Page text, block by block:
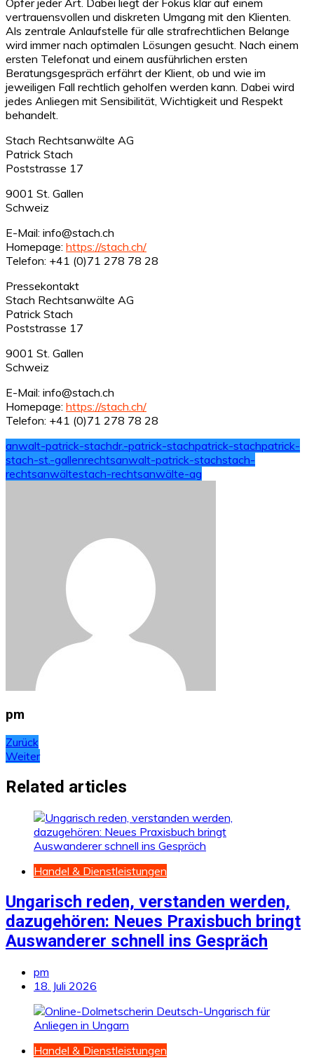
vertrauensvollen und diskreten Umgang mit den Klienten.
Als zentrale Anlaufstelle für alle strafrechtlichen Belange
wird immer nach optimalen Lösungen gesucht. Nach einem
ersten Telefonat und einem ausführlichen ersten
Beratungsgespräch erfährt der Klient, ob und wie im
jeweiligen Fall rechtlich geholfen werden kann. Dabei wird
jedes Anliegen mit Sensibilität, Wichtigkeit und Respekt
behandelt.
Stach Rechtsanwälte AG
Patrick Stach
Poststrasse 17
9001 St. Gallen
Schweiz
E-Mail: info@stach.ch
Homepage: https://stach.ch/
Telefon: +41 (0)71 278 78 28
Pressekontakt
Stach Rechtsanwälte AG
Patrick Stach
Poststrasse 17
9001 St. Gallen
Schweiz
E-Mail: info@stach.ch
Homepage: https://stach.ch/
Telefon: +41 (0)71 278 78 28
anwalt-patrick-stachdr.-patrick-stachpatrick-stachpatrick-
stach-st.-gallenrechtsanwalt-patrick-stachstach-
rechtsanwältestach-rechtsanwälte-ag
pm
Beitragsnavigation
Zurück
Weiter
Related articles
Handel & Dienstleistungen
Ungarisch reden, verstanden werden,
dazugehören: Neues Praxisbuch bringt
Auswanderer schnell ins Gespräch
pm
18. Juli 2026
Handel & Dienstleistungen